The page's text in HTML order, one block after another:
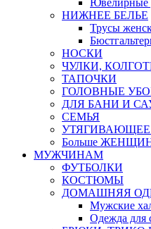
Ювелирные
НИЖНЕЕ БЕЛЬЕ
Трусы
НОСКИ
ЧУЛКИ,
ТАПОЧКИ
ГОЛОВНЫЕ
ДЛЯ БАНИ И
СЕМЬЯ
УТЯГИВАЮЩЕЕ
Больше
МУЖЧИНАМ
ФУТБОЛКИ
КОСТЮМЫ
ДОМАШНЯЯ
Мужские
Одежда для